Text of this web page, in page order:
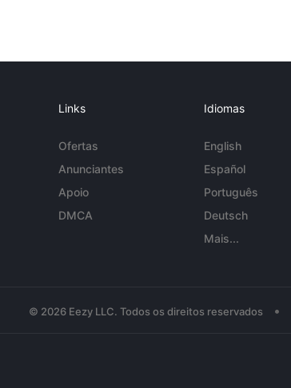
Links
Ofertas
Anunciantes
Apoio
DMCA
Idiomas
English
Español
Português
Deutsch
Mais...
© 2026 Eezy LLC. Todos os direitos reservados •